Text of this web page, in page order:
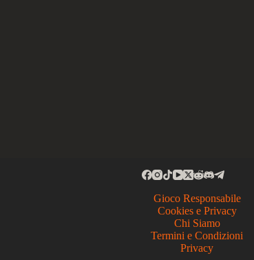
Gioco Responsabile
Cookies e Privacy
Chi Siamo
Termini e Condizioni
Privacy